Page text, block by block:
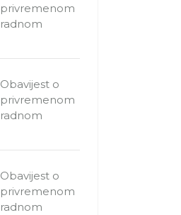
privremenom
radnom
Obavijest o
privremenom
radnom
Obavijest o
privremenom
radnom